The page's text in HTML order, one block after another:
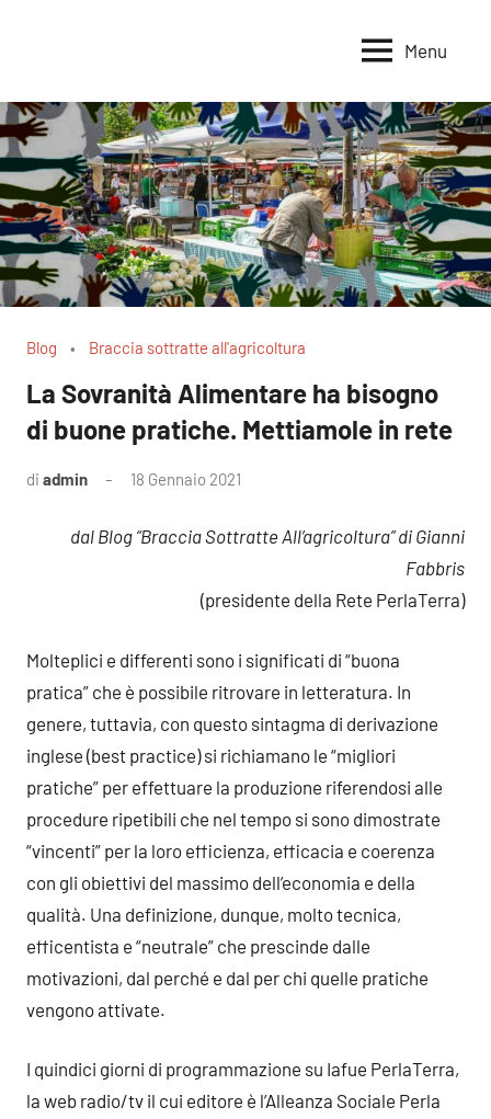
per
la
Terra
per
la
Sovranità
Alimentare
Menu
Blog Braccia sottratte all'agricoltura
La Sovranità Alimentare ha bisogno
di buone pratiche. Mettiamole in rete
di admin 18 Gennaio 2021
dal Blog “Braccia Sottratte All’agricoltura” di Gianni
Fabbris
(presidente della Rete PerlaTerra)
Molteplici e differenti sono i significati di “buona
pratica” che è possibile ritrovare in letteratura. In
genere, tuttavia, con questo sintagma di derivazione
inglese (best practice) si richiamano le “migliori
pratiche” per effettuare la produzione riferendosi alle
procedure ripetibili che nel tempo si sono dimostrate
“vincenti” per la loro efficienza, efficacia e coerenza
con gli obiettivi del massimo dell’economia e della
qualità. Una definizione, dunque, molto tecnica,
efficentista e “neutrale” che prescinde dalle
motivazioni, dal perché e dal per chi quelle pratiche
vengono attivate.
I quindici giorni di programmazione su Iafue PerlaTerra,
la web radio/tv il cui editore è l’Alleanza Sociale Perla